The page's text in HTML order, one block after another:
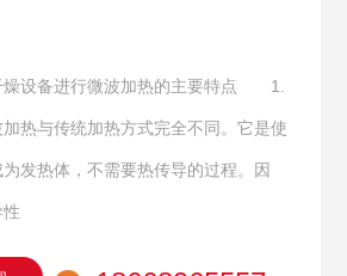
燥设备进行微波加热的主要特点 1.
与传统加热方式完全不同。它是使
发热体，不需要热传导的过程。因